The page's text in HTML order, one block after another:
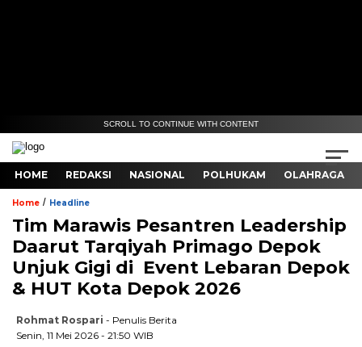
SCROLL TO CONTINUE WITH CONTENT
HOME REDAKSI NASIONAL POLHUKAM OLAHRAGA
Home / Headline
Tim Marawis Pesantren Leadership
Daarut Tarqiyah Primago Depok
Unjuk Gigi di Event Lebaran Depok
& HUT Kota Depok 2026
Rohmat Rospari - Penulis Berita
Senin, 11 Mei 2026 - 21:50 WIB